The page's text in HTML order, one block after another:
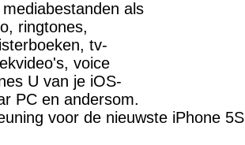
als
ringtones,
tv-
voice
U van je iOS-
PC en andersom.
voor de nieuwste iPhone